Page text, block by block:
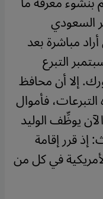
السعودي
مباشرة بعد
التبرع
إلا أن محافظ
فأموال
يوظِّف الوليد
إذ قرر إقامة
في كل من